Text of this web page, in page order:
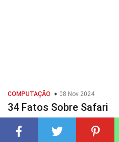
COMPUTAÇÃO 08 Nov 2024
34 Fatos Sobre Safari